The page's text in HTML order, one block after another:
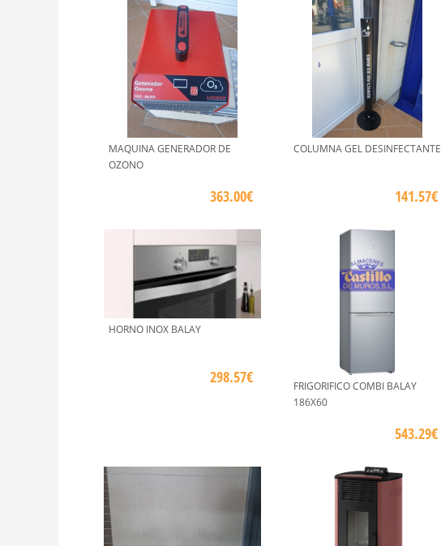
MAQUINA GENERADOR DE
OZONO
363.00€
COLUMNA GEL DESINFECTANTE
141.57€
HORNO INOX BALAY
298.57€
FRIGORIFICO COMBI BALAY
186X60
543.29€